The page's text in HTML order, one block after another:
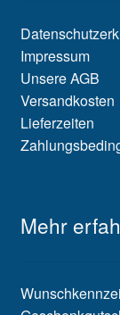
Impressum
Unsere AGB
Versandkosten
Lieferzeiten
Mehr